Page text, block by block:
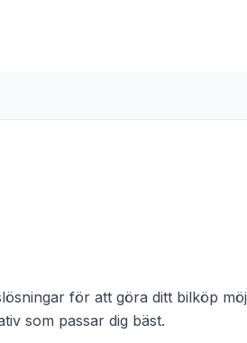
för att göra ditt bilköp
som passar dig bäst.